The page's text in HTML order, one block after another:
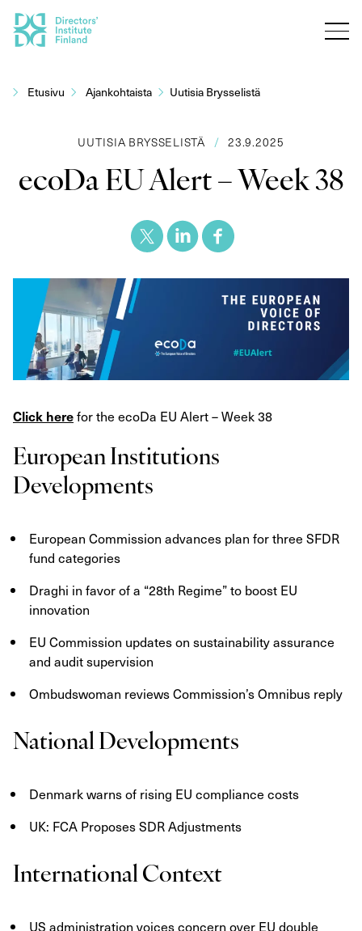
sisältöön
Etusivu Ajankohtaista Uutisia Brysselistä
UUTISIA BRYSSELISTÄ / 23.9.2025
ecoDa EU Alert – Week 38
Click herefor the ecoDa EU Alert – Week 38
European Institutions
Developments
European Commission advances plan for three SFDR
fund categories
Draghi in favor of a “28th Regime” to boost EU
innovation
EU Commission updates on sustainability assurance
and audit supervision
Ombudswoman reviews Commission’s Omnibus reply
National Developments
Denmarkwarns of rising EU compliance costs
UK: FCA Proposes SDR Adjustments
International Context
US administration voices concern over EU double